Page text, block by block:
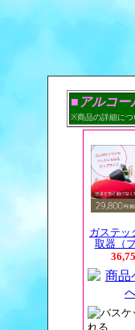
■アルコー
※商品の詳細につ
ガステッ
取器（